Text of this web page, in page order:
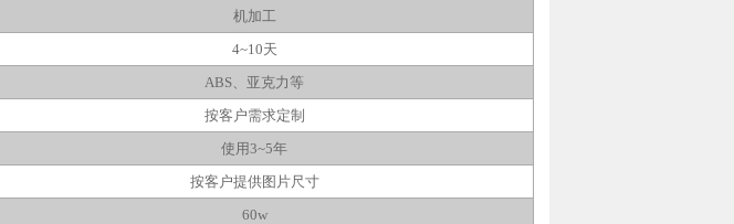
机加工
4~10天
ABS 、亚克力等
按客户需求定制
使用3~5年
按客户提供图片尺寸
60w